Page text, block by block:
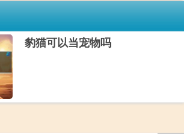
豹猫可以当宠物吗